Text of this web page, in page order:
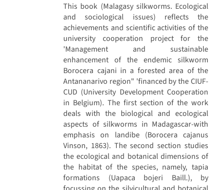
This book (Malagasy silkworms. Ecological
and sociological issues) reflects the
achievements and scientific activities of the
university cooperation project for the
'Management and sustainable
enhancement of the endemic silkworm
Borocera cajani in a forested area of the
Antananarivo region" 'financed by the CIUF-
CUD (University Development Cooperation
in Belgium). The first section of the work
deals with the biological and ecological
aspects of silkworms in Madagascar-with
emphasis on landibe (Borocera cajanus
Vinson, 1863). The second section studies
the ecological and botanical dimensions of
the habitat of the species, namely, tapia
formations (Uapaca bojeri Baill.), by